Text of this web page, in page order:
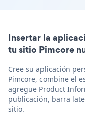
Insertar la
tu sitio Pimcore
Cree su aplicación
Pimcore, combine el
agregue Product
publicación, barra
sitio.